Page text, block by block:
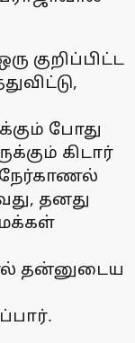
குறிப்பிட்ட
போது
கிடார்
தனது
தன்னுடைய